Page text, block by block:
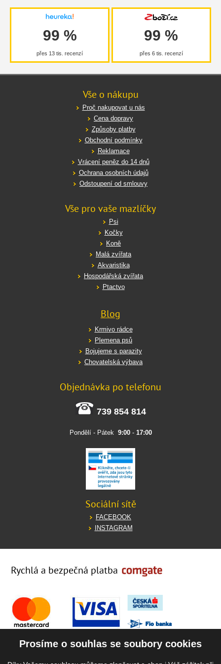
99 %
přes 13 tis. recenzí
99 %
přes 6 tis. recenzí
Vše o nákupu
Proč nakupovat u nás
Cena dopravy
Způsoby platby
Obchodní podmínky
Reklamace
Vrácení peněz do 14 dnů
Ochrana osobních údajů
Odstoupení od smlouvy
Vše pro vaše mazlíčky
Psi
Kočky
Koně
Malá zvířata
Akvaristika
Hospodářská zvířata
Ptactvo
Blog
Krmivo rádce
Plemena psů
Bojujeme s parazity
Chovatelská výbava
Objednávka po telefonu
739 854 814
Pondělí - Pátek 9:00- 17:00
Sociální sítě
FACEBOOK
INSTAGRAM
Rychlá a bezpečná platba
Prosíme o souhlas se soubory cookies